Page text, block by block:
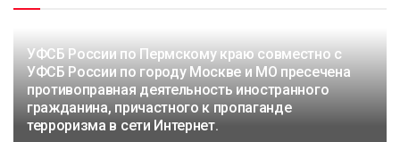
УФСБ России по Пермскому краю совместно с
УФСБ России по городу Москве и МО пресечена
противоправная деятельность иностранного
гражданина, причастного к пропаганде
терроризма в сети Интернет.